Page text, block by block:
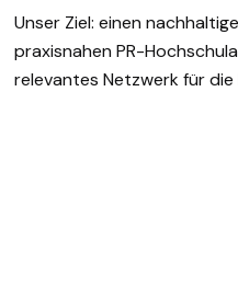
Unser Ziel: einen
praxisnahen PR-
relevantes Netzwerk für die